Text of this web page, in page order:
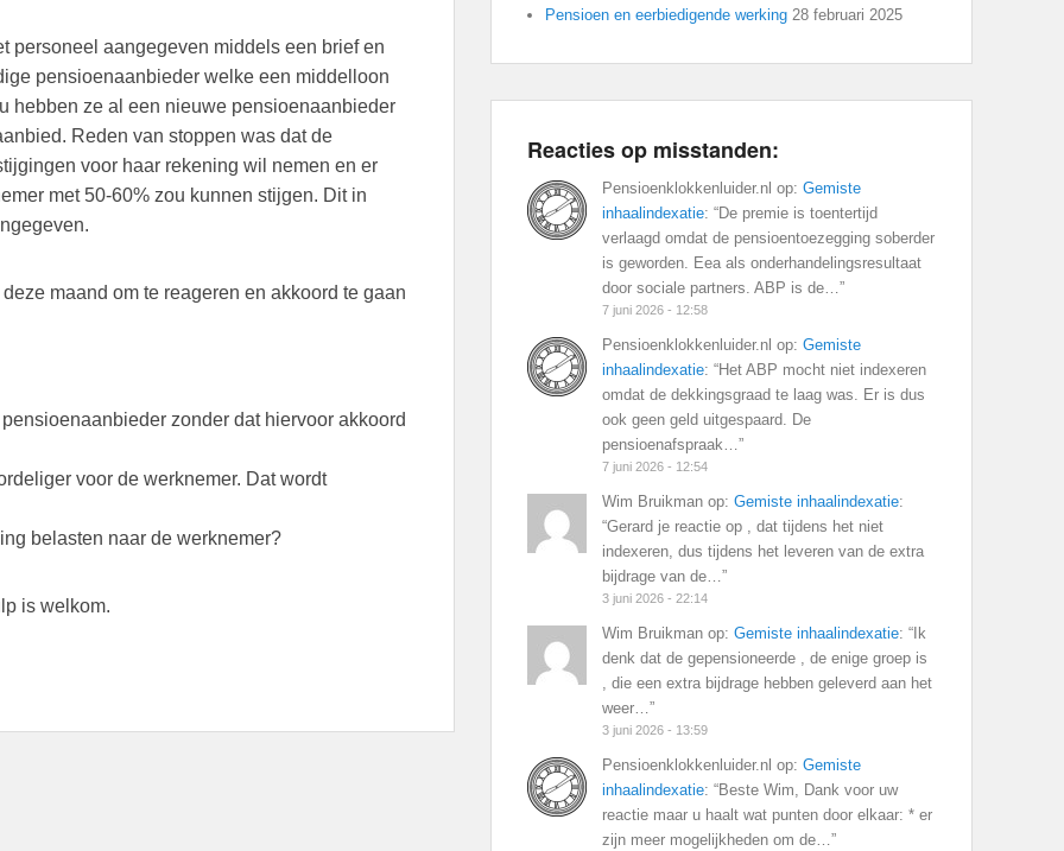
personeel aangegeven middels een brief en
pensioenaanbieder welke een middelloon
hebben ze al een nieuwe pensioenaanbieder
Reden van stoppen was dat de
voor haar rekening wil nemen en er
met 50-60% zou kunnen stijgen. Dit in
maand om te reageren en akkoord te gaan
zonder dat hiervoor akkoord
voor de werknemer. Dat wordt
belasten naar de werknemer?
is welkom.
Pensioen en eerbiedigende werking 28 februari 2025
Reacties op misstanden:
Pensioenklokkenluider.nl op: Gemiste
inhaalindexatie: “De premie is toentertijd
verlaagd omdat de pensioentoezegging soberder
is geworden. Eea als onderhandelingsresultaat
door sociale partners. ABP is de…”
7 juni 2026 - 12:58
Pensioenklokkenluider.nl op: Gemiste
inhaalindexatie: “Het ABP mocht niet indexeren
omdat de dekkingsgraad te laag was. Er is dus
ook geen geld uitgespaard. De
pensioenafspraak…”
7 juni 2026 - 12:54
Wim Bruikman op: Gemiste inhaalindexatie:
“Gerard je reactie op , dat tijdens het niet
indexeren, dus tijdens het leveren van de extra
bijdrage van de…”
3 juni 2026 - 22:14
Wim Bruikman op: Gemiste inhaalindexatie: “ Ik
denk dat de gepensioneerde , de enige groep is
, die een extra bijdrage hebben geleverd aan het
weer…”
3 juni 2026 - 13:59
Pensioenklokkenluider.nl op: Gemiste
inhaalindexatie: “Beste Wim, Dank voor uw
reactie maar u haalt wat punten door elkaar: * er
zijn meer mogelijkheden om de…”